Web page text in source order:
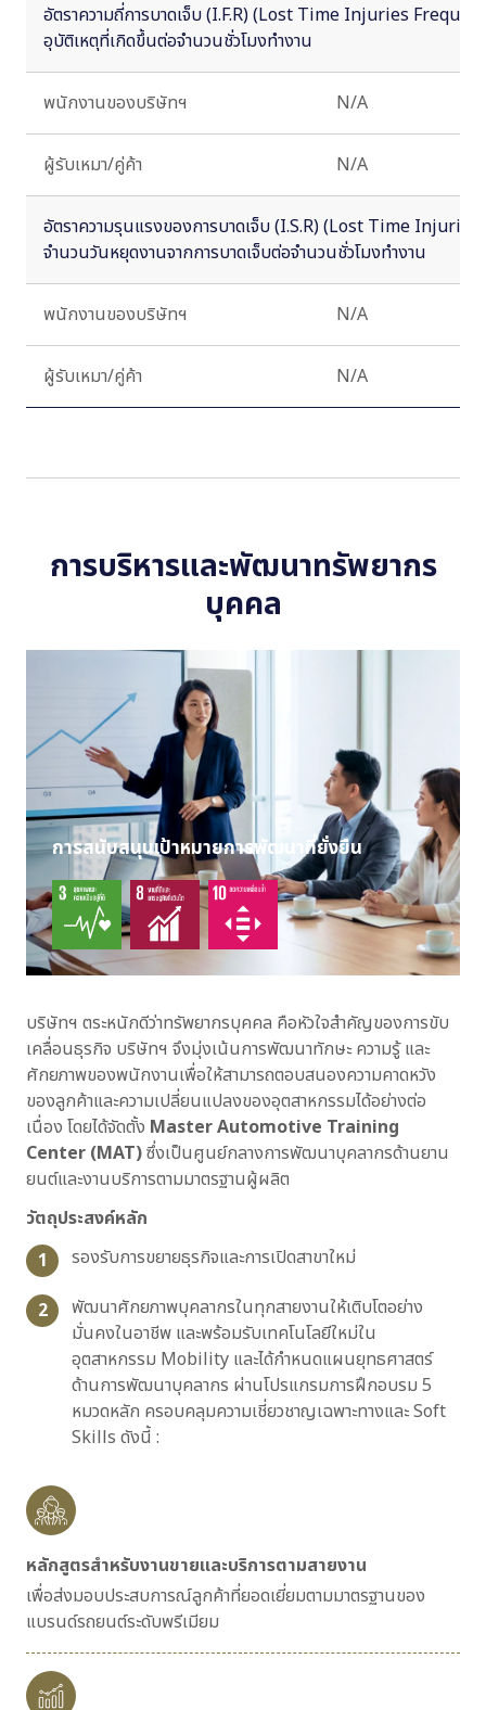
อัตราความถี่การบาดเจ็บ (I.F.R) (Lost Time Injuries
อุบัติเหตุที่เกิดขึ้นต่อจำนวนชั่วโมงทำงาน
พนักงานของบริษัทฯ N/A
ผู้รับเหมา/คู่ค้า N/A
อัตราความรุนแรงของการบาดเจ็บ (I.S.R) (Lost Time
จำนวนวันหยุดงานจากการบาดเจ็บต่อจำนวนชั่วโมงทำงาน
พนักงานของบริษัทฯ N/A
ผู้รับเหมา/คู่ค้า N/A
การบริหารและพัฒนาทรัพยากร
บุคคล
การสนับสนุนเป้าหมายการพัฒนาที่ยั่งยืน
บริษัทฯ ตระหนักดีว่าทรัพยากรบุคคล คือหัวใจสำคัญของการขับ
เคลื่อนธุรกิจ บริษัทฯ จึงมุ่งเน้นการพัฒนาทักษะ ความรู้ และ
ศักยภาพของพนักงานเพื่อให้สามารถตอบสนองความคาดหวัง
ของลูกค้าและความเปลี่ยนแปลงของอุตสาหกรรมได้อย่างต่อ
เนื่อง โดยได้จัดตั้ง Master Automotive Training
Center (MAT)ซึ่งเป็นศูนย์กลางการพัฒนาบุคลากรด้านยาน
ยนต์และงานบริการตามมาตรฐานผู้ผลิต
วัตถุประสงค์หลัก
1
รองรับการขยายธุรกิจและการเปิดสาขาใหม่
2
พัฒนาศักยภาพบุคลากรในทุกสายงานให้เติบโตอย่าง
มั่นคงในอาชีพ และพร้อมรับเทคโนโลยีใหม่ใน
อุตสาหกรรม Mobility และได้กำหนดแผนยุทธศาสตร์
ด้านการพัฒนาบุคลากร ผ่านโปรแกรมการฝึกอบรม 5
หมวดหลัก ครอบคลุมความเชี่ยวชาญเฉพาะทางและ Soft
Skills ดังนี้ :
หลักสูตรสำหรับงานขายและบริการตามสายงาน
เพื่อส่งมอบประสบการณ์ลูกค้าที่ยอดเยี่ยมตามมาตรฐานของ
แบรนด์รถยนต์ระดับพรีเมียม